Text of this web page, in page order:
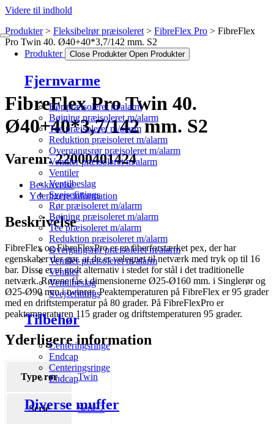
Videre til indhold
Produkter Close Produkter Open Produkter
Fjernvarme
Rør præisoleret m/alarm
Bøjning præisoleret m/alarm
Tee præisoleret m/alarm
Reduktion præisoleret m/alarm
Overgangsrør præisoleret m/alarm
Ventiler præisoleret m/alarm
Ventiler
Ventilbeslag
Svejsefittings
Rør præisoleret m/alarm
Bøjning præisoleret m/alarm
Tee præisoleret m/alarm
Reduktion præisoleret m/alarm
Overgangsrør præisoleret m/alarm
Ventiler præisoleret m/alarm
Ventiler
Ventilbeslag
Svejsefittings
Tilbehør
Centeringsringe
Endcap
Centeringsringe
Endcap
Diverse muffer
Produkter Fleksibelrør præisoleret FibreFlex Pro
FibreFlex
Pro Twin 40. Ø40+40*3,7/142 mm. S2
FibreFlex Pro Twin 40.
Ø40+40*3,7/142 mm. S2
Varenr. 22000401424
Beskrivelse
Yderligere information
Beskrivelse
FibreFlex og FibreFlexPro er en fiberforstærket pex, der har
egenskaber der gør, at de er velegnet til netværk med tryk op til 16
bar. Disse er et godt alternativ i stedet for stål i det traditionelle
netværk. Rørene fås i dimensionerne Ø25-Ø160 mm. i Singlerør og
Ø25-Ø90 mm i twinrør. Peaktemperaturen på FibreFlex er 95 grader
med en driftstemperatur på 80 grader. På FibreFlexPro er
peaktemperaturen 115 grader og driftstemperaturen 95 grader.
Yderligere information
Type rør Twin
Serie Serie 2